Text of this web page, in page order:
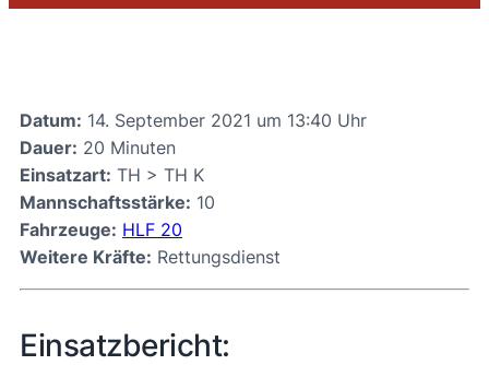
Datum: 14. September 2021 um 13:40 Uhr
Dauer: 20 Minuten
Einsatzart: TH > TH K
Mannschaftsstärke: 10
Fahrzeuge: HLF 20
Weitere Kräfte: Rettungsdienst
Einsatzbericht: